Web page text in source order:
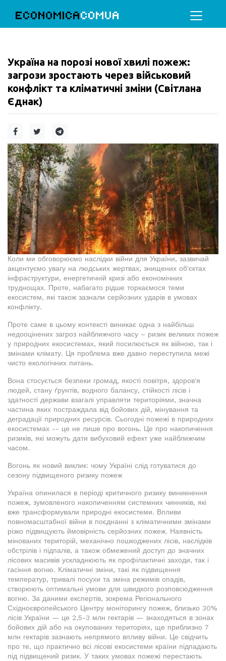
ECONOMICACOMUA
Україна на порозі нової хвилі пожеж:
загрози зростають через військовий
конфлікт та кліматичні зміни (Світлана
Єднак)
Коли ми обговорюємо наслідки війни для України, зазвичай
акцентуємо увагу на людських жертвах, знищених об'єктах
інфраструктури, енергетичній кризі або економічних
труднощах. Проте, набагато рідше торкаємося теми
екосистем, які також зазнали серйозних ударів в умовах
конфлікту.
Проте саме в цьому контексті виникає одна з найбільш
недооцінених загроз найближчого часу – ризик великих пожеж
у природних екосистемах, який посилюється як війною, так і
змінами клімату. Ця проблема вже давно переступила межі
чисто екологічних питань.
Вона стосується безпеки громад, якості повітря, здоров'я
людей, стану ґрунтів, водного балансу, стійкості лісів і
здатності держави взагалі управляти територіями, значна
частина яких постраждала від бойових дій, мінування та
деградації природних ресурсів. Сьогодні пожежі в природних
екосистемах -- це не лише про вогонь. Це про накопичення
ризиків, які можуть дати вибуховий ефект уже найближчим
часом.
Вогонь як новий виклик: чому Україні слід готуватися до
сезону підвищеного ризику пожеж
Україна опинилася в періоді критичного ризику виникнення
пожеж, зумовленого накопиченням системних чинників, які
вже трансформували природні екосистеми. Впливи
повномасштабної війни в поєднанні з кліматичними змінами
різко підвищують ймовірність серйозних пожеж. Наявність
мінованих територій, механічно пошкоджених лісів, наслідків
обстрілів і підпалів, а також обмежений доступ до значних
лісових масивів ускладнюють як профілактичні заходи, так і
гасіння вогню. Кліматичні зміни, такі як підвищення
температур, тривалі посухи та зміна режимів опадів,
створюють оптимальні умови для швидкого розповсюдження
вогню. За даними експертів, зокрема Регіонального
Східноєвропейського Центру моніторингу пожеж, близько 30%
лісів України — це 2,5-3 млн гектарів — знаходяться в зонах
бойових дій або на окупованих територіях, ще приблизно 7
млн гектарів зазнають непрямого впливу війни. Це свідчить
про те, що практично всі лісові екосистеми країни підпадають
під підвищений ризик. У таких умовах пожежі перестають